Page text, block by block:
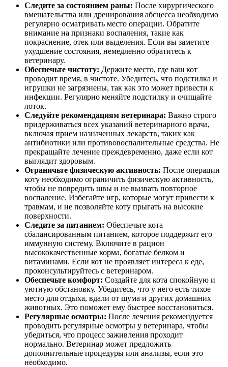
Следите за состоянием раны: После хирургического
вмешательства или дренирования абсцесса необходимо
регулярно осматривать место операции. Обратите
внимание на признаки воспаления, такие как
покраснение, отек или выделения. Если вы заметите
ухудшение состояния, немедленно обратитесь к
ветеринару.
Обеспечьте чистоту: Держите место, где ваш кот
проводит время, в чистоте. Убедитесь, что подстилка и
игрушки не загрязнены, так как это может привести к
инфекции. Регулярно меняйте подстилку и очищайте
лоток.
Следуйте рекомендациям ветеринара: Важно строго
придерживаться всех указаний ветеринарного врача,
включая прием назначенных лекарств, таких как
антибиотики или противовоспалительные средства. Не
прекращайте лечение преждевременно, даже если кот
выглядит здоровым.
Ограничьте физическую активность: После операции
коту необходимо ограничить физическую активность,
чтобы не повредить швы и не вызвать повторное
воспаление. Избегайте игр, которые могут привести к
травмам, и не позволяйте коту прыгать на высокие
поверхности.
Следите за питанием: Обеспечьте кота
сбалансированным питанием, которое поддержит его
иммунную систему. Включите в рацион
высококачественные корма, богатые белком и
витаминами. Если кот не проявляет интереса к еде,
проконсультируйтесь с ветеринаром.
Обеспечьте комфорт: Создайте для кота спокойную и
уютную обстановку. Убедитесь, что у него есть тихое
место для отдыха, вдали от шума и других домашних
животных. Это поможет ему быстрее восстановиться.
Регулярные осмотры: После лечения рекомендуется
проводить регулярные осмотры у ветеринара, чтобы
убедиться, что процесс заживления проходит
нормально. Ветеринар может предложить
дополнительные процедуры или анализы, если это
необходимо.